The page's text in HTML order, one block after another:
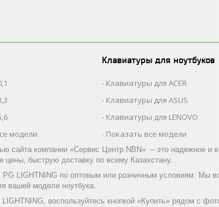
модели
Клавиатуры для ноутбуков
Клавиатуры для ACER
Клавиатуры для ASUS
Клавиатуры для LENOVO
Показать все модели
сайта компании «Сервис Центр NBN» – это надежное и
цены, быструю доставку по всему Казахстану.
LIGHTNING по оптовым или розничным условиям. Мы
вашей модели ноутбука.
воспользуйтесь кнопкой «Купить» рядом с